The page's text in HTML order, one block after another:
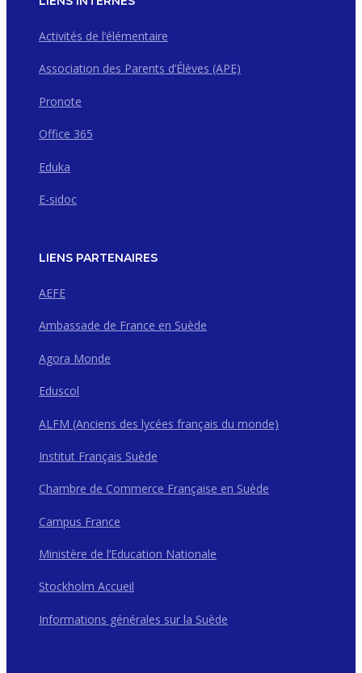
Activités de l’élémentaire
Association des Parents d’Élèves (APE)
Pronote
Office 365
Eduka
E-sidoc
LIENS PARTENAIRES
AEFE
Ambassade de France en Suède
Agora Monde
Eduscol
ALFM (Anciens des lycées français du monde)
Institut Français Suède
Chambre de Commerce Française en Suède
Campus France
Ministère de l’Education Nationale
Stockholm Accueil
Informations générales sur la Suède